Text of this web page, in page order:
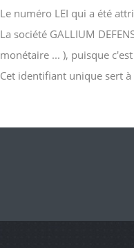
Le numéro LEI qui a été
La société GALLIUM
monétaire ... ), puisque
Cet identifiant unique sert